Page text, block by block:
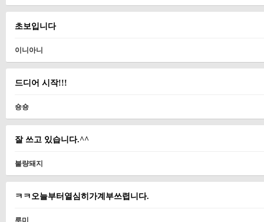
초보입니다
이니아니
드디어 시작!!!
숑숑
잘 쓰고 있습니다.^^
불량돼지
ㅋㅋ오늘부터열심히가계부쓰렵니다.